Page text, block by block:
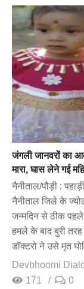
जंगली जानवरों का
मारा, घास लेने गई
नैनीताल/पौड़ी :
नैनीताल जिले के
जन्मदिन से ठीक पहले
हमले के बाद बुरी
डॉक्टरो ने उसे मृत
Devbhoomi
171
0